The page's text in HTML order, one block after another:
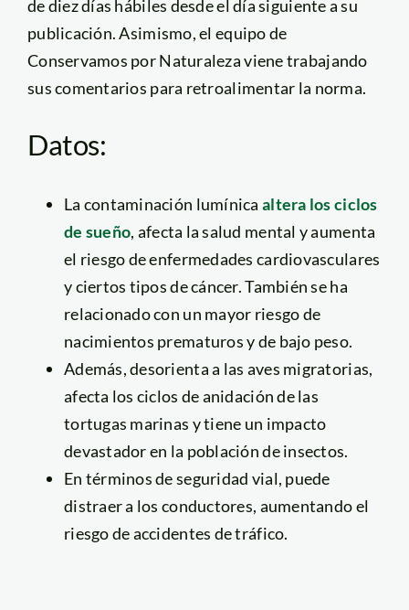
de diez días hábiles desde el día siguiente a su
publicación. Asimismo, el equipo de
Conservamos por Naturaleza viene trabajando
sus comentarios para retroalimentar la norma.
Datos:
La contaminación lumínicaaltera los ciclos
de sueño, afecta la salud mental y aumenta
el riesgo de enfermedades cardiovasculares
y ciertos tipos de cáncer. También se ha
relacionado con un mayor riesgo de
nacimientos prematuros y de bajo peso.
Además, desorienta a las aves migratorias,
afecta los ciclos de anidación de las
tortugas marinas y tiene un impacto
devastador en la población de insectos.
En términos de seguridad vial, puede
distraer a los conductores, aumentando el
riesgo de accidentes de tráfico.